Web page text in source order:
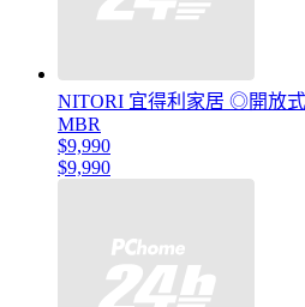
NITORI 宜得利家居 ◎開放
MBR
$9,990
$9,990